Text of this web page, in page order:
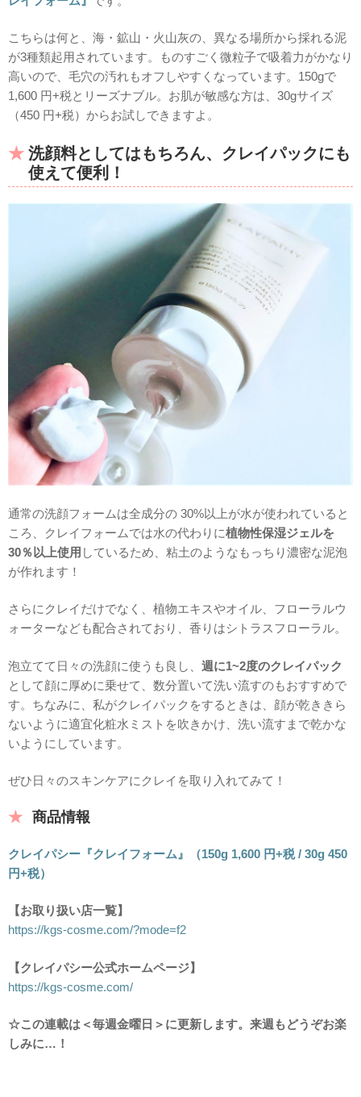
こちらは何と、海・鉱山・火山灰の、異なる場所から採れる泥
が3種類起用されています。ものすごく微粒子で吸着力がかなり
高いので、毛穴の汚れもオフしやすくなっています。150gで
1,600 円+税とリーズナブル。お肌が敏感な方は、30gサイズ
（450 円+税）からお試しできますよ。
洗顔料としてはもちろん、クレイパックにも
使えて便利！
通常の洗顔フォームは全成分の 30%以上が水が使われていると
ころ、クレイフォームでは水の代わりに植物性保湿ジェルを
30％以上使用 しているため、粘土のようなもっちり濃密な泥泡
が作れます！
さらにクレイだけでなく、植物エキスやオイル、フローラルウ
ォーターなども配合されており、香りはシトラスフローラル。
泡立てて日々の洗顔に使うも良し、 週に1~2度のクレイパック
として顔に厚めに乗せて、数分置いて洗い流すのもおすすめで
す。ちなみに、私がクレイパックをするときは、顔が乾ききら
ないように適宜化粧水ミストを吹きかけ、洗い流すまで乾かな
いようにしています。
ぜひ日々のスキンケアにクレイを取り入れてみて！
商品情報
クレイパシー『クレイフォーム』（150g 1,600 円+税 / 30g 450
円+税）
【お取り扱い店一覧】
https://kgs-cosme.com/?mode=f2
【クレイパシー公式ホームページ】
https://kgs-cosme.com/
☆この連載は＜毎週金曜日＞に更新します。来週もどうぞお楽
しみに…！